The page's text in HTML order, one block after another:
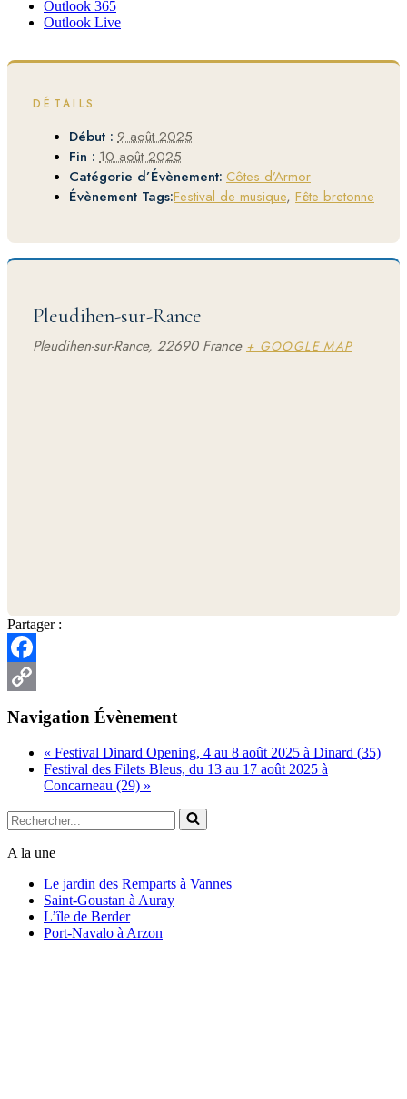
Outlook 365
Outlook Live
DÉTAILS
Début : 9 août 2025
Fin : 10 août 2025
Catégorie d’Évènement: Côtes d’Armor
Évènement Tags:Festival de musique, Fête bretonne
Pleudihen-sur-Rance
Pleudihen-sur-Rance, 22690 France + GOOGLE MAP
Partager :
Facebook
Navigation Évènement
« Festival Dinard Opening, 4 au 8 août 2025 à Dinard (35)
Festival des Filets Bleus, du 13 au 17 août 2025 à
Concarneau (29) »
Rechercher...
A la une
Le jardin des Remparts à Vannes
Saint-Goustan à Auray
L’île de Berder
Port-Navalo à Arzon